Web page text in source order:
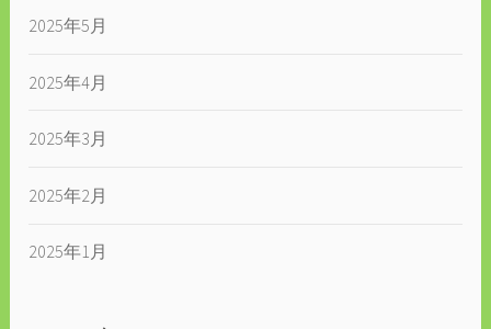
2025年5月
2025年4月
2025年3月
2025年2月
2025年1月